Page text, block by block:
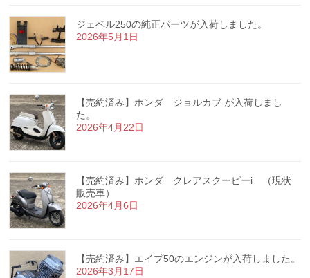
ジェベル250の純正パーツが入荷しました。
2026年5月1日
【売約済み】ホンダ ジョルカブ が入荷しまし
た。
2026年4月22日
【売約済み】ホンダ クレアスクーピーi （現状
販売車）
2026年4月6日
【売約済み】エイプ50のエンジンが入荷しました。
2026年3月17日